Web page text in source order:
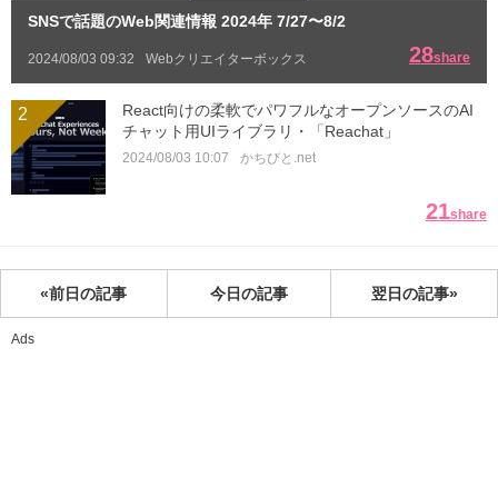
SNSで話題のWeb関連情報 2024年 7/27〜8/2
2024/08/03 09:32 Webクリエイターボックス 28share
React向けの柔軟でパワフルなオープンソースのAI
チャット用UIライブラリ・「Reachat」
2024/08/03 10:07 かちびと.net
21share
2
«前日の記事 翌日の記事»
今日の記事
Ads